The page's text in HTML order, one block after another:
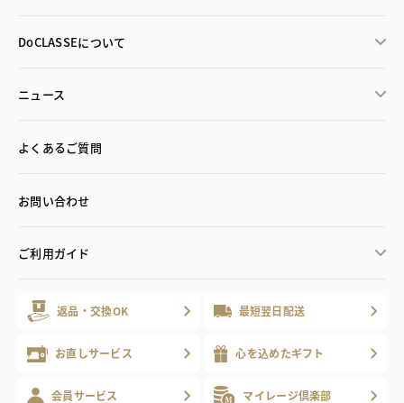
DoCLASSEについて
ニュース
よくあるご質問
お問い合わせ
ご利用ガイド
返品・交換OK 最短翌日配送
お直しサービス 心を込めたギフト
会員サービス マイレージ倶楽部